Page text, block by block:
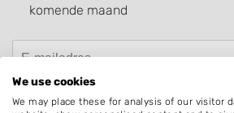
komende maand
We use cookies
We may place these for analysis of our visitor